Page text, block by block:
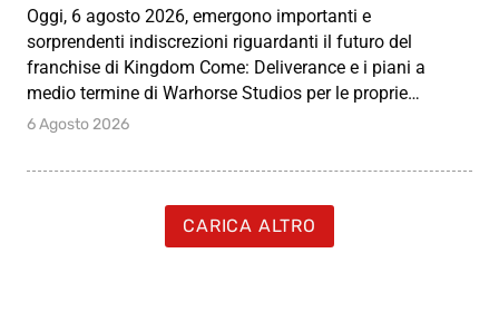
Oggi, 6 agosto 2026, emergono importanti e
sorprendenti indiscrezioni riguardanti il futuro del
franchise di Kingdom Come: Deliverance e i piani a
medio termine di Warhorse Studios per le proprie…
6 Agosto 2026
CARICA ALTRO